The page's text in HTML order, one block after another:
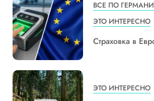
ВСЕ ПО
ЭТО ИНТЕРЕСНО
Страховка в
ЭТО ИНТЕРЕСНО